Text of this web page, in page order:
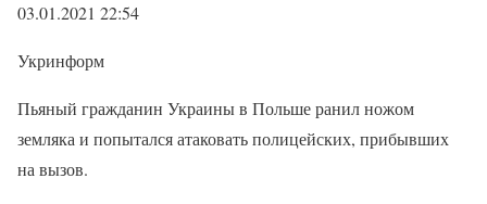
03.01.2021 22:54
Укринформ
Пьяный гражданин Украины в Польше ранил ножом
земляка и попытался атаковать полицейских, прибывших
на вызов.